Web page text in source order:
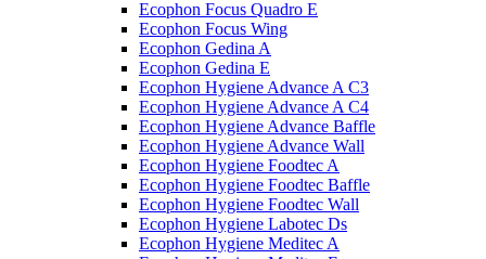
Ecophon Focus Quаdro E
Ecophon Focus Wing
Ecophon Gedina A
Ecophon Gedina E
Ecophon Hygiene Advance A C3
Ecophon Hygiene Advance A C4
Ecophon Hygiene Advance Baffle
Ecophon Hygiene Advance Wall
Ecophon Hygiene Foodtec A
Ecophon Hygiene Foodtec Baffle
Ecophon Hygiene Foodtec Wall
Ecophon Hygiene Labotec Ds
Ecophon Hygiene Meditec A